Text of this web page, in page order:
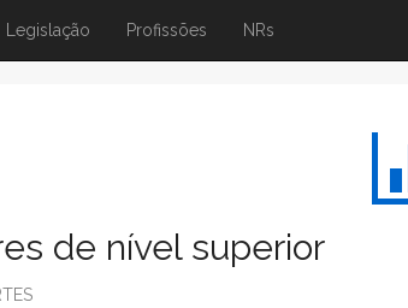
Legislação Profissões NRs
de nível superior